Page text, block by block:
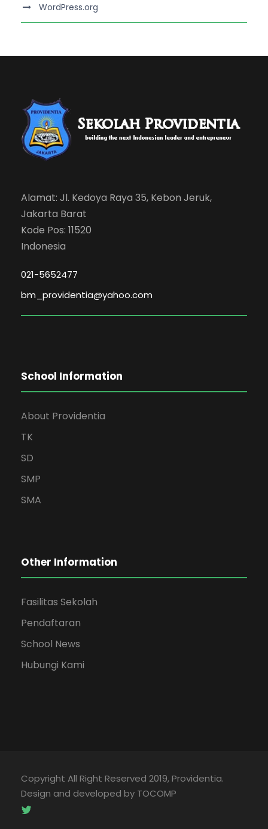
WordPress.org
Alamat: Jl. Kedoya Raya 35, Kebon Jeruk,
Jakarta Barat
Kode Pos: 11520
Indonesia
021-5652477
bm_providentia@yahoo.com
School Information
About Providentia
TK
SD
SMP
SMA
Other Information
Fasilitas Sekolah
Pendaftaran
School News
Hubungi Kami
Copyright All Right Reserved 2019, Providentia.
Design and developed by TOCOMP